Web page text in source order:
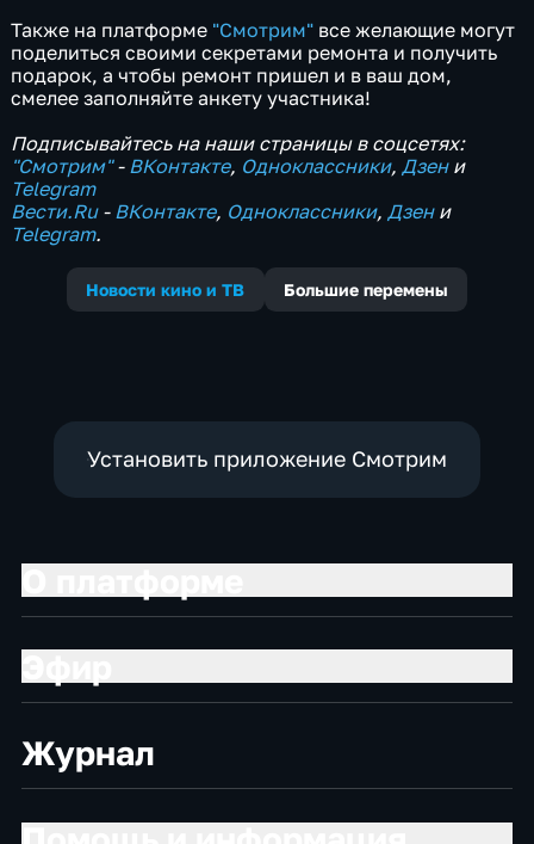
Также на платформе "Смотрим" все желающие могут
поделиться своими секретами ремонта и получить
подарок, а чтобы ремонт пришел и в ваш дом,
смелее заполняйте анкету участника!
Подписывайтесь на наши страницы в соцсетях:
"Смотрим"‐ ВКонтакте, Одноклассники,Дзени
Telegram
Вести.Ru‐ ВКонтакте, Одноклассники,Дзени
Telegram.
Новости кино и ТВ Большие перемены
Установить приложение Смотрим
Журнал